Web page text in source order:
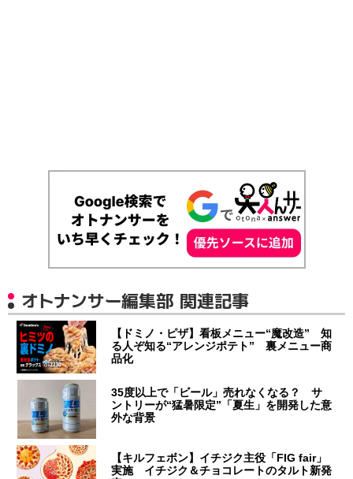
オトナンサー編集部 関連記事
【ドミノ・ピザ】看板メニュー“魔改造” 知
る人ぞ知る“アレンジポテト” 裏メニュー商
品化
35度以上で「ビール」売れなくなる？ サ
ントリーが“猛暑限定”「夏生」を開発した意
外な背景
【キルフェボン】イチジク主役「FIG fair」
実施 イチジク＆チョコレートのタルト新発